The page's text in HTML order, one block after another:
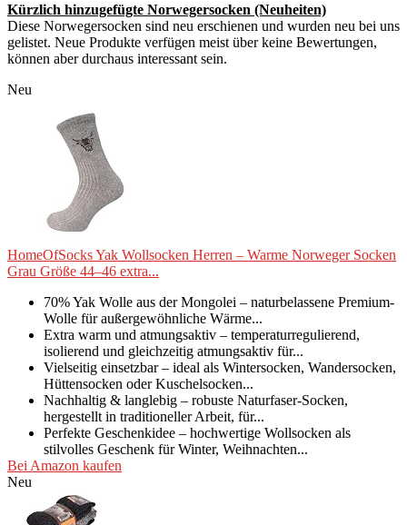
Kürzlich hinzugefügte Norwegersocken (Neuheiten)
Diese Norwegersocken sind neu erschienen und wurden neu bei uns
gelistet. Neue Produkte verfügen meist über keine Bewertungen,
können aber durchaus interessant sein.
Neu
HomeOfSocks Yak Wollsocken Herren – Warme Norweger Socken
Grau Größe 44–46 extra...
70% Yak Wolle aus der Mongolei – naturbelassene Premium-
Wolle für außergewöhnliche Wärme...
Extra warm und atmungsaktiv – temperaturregulierend,
isolierend und gleichzeitig atmungsaktiv für...
Vielseitig einsetzbar – ideal als Wintersocken, Wandersocken,
Hüttensocken oder Kuschelsocken...
Nachhaltig & langlebig – robuste Naturfaser-Socken,
hergestellt in traditioneller Arbeit, für...
Perfekte Geschenkidee – hochwertige Wollsocken als
stilvolles Geschenk für Winter, Weihnachten...
Bei Amazon kaufen
Neu